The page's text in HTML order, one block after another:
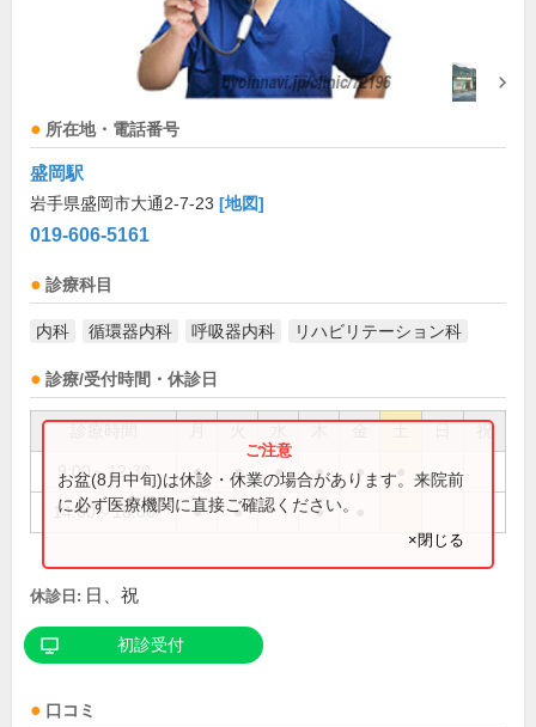
所在地・電話番号
盛岡駅
岩手県盛岡市大通2-7-23 [地図]
019-606-5161
診療科目
内科 循環器内科 呼吸器内科 リハビリテーション科
診療/受付時間・休診日
祝
9:00～12:30 ● ● ● ● ●
14:00～18:00 ● ● ●
お盆(8月中旬)は休診・休業の場合があります。来院前
に必ず医療機関に直接ご確認ください。
×閉じる
休診日: 日、祝
初診受付
口コミ